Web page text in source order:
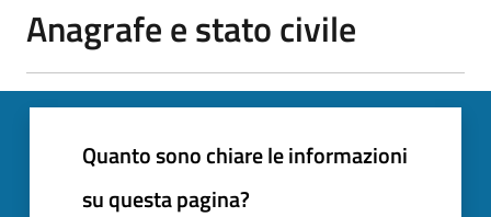
Anagrafe e stato civile
Quanto sono chiare le informazioni
su questa pagina?